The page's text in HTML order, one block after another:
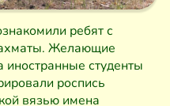
ребят с
Желающие
иностранные студенты
роспись
вязью имена